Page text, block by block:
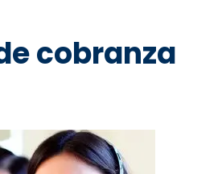
cobranza